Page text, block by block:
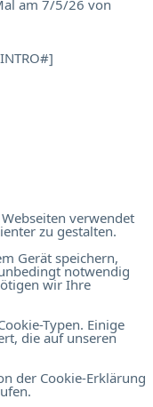
am 7/5/26 von
verwendet
zu gestalten.
Gerät speichern,
notwendig
wir Ihre
Typen. Einige
die auf unseren
der Cookie-Erklärung